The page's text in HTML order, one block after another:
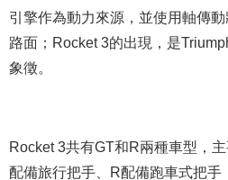
引擎作為動力來源，並使用軸傳
路面；Rocket 3的出現，是
象徵。
Rocket 3共有GT和R兩種車型，
配備旅行把手、R配備跑車式把手